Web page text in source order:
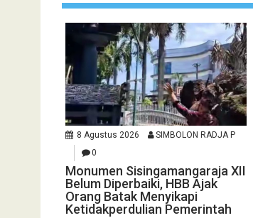
8 Agustus 2026
SIMBOLON RADJA P
0
Monumen Sisingamangaraja XII
Belum Diperbaiki, HBB Ajak
Orang Batak Menyikapi
Ketidakperdulian Pemerintah